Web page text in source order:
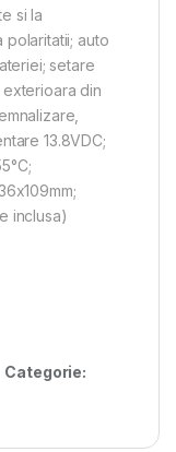
si la
auto
setare
din
13.8VDC;
inclusa)
Categorie: